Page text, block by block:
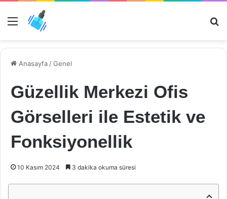
Menü
Anasayfa /Genel
Güzellik Merkezi Ofis
Görselleri ile Estetik ve
Fonksiyonellik
10 Kasım 2024 3 dakika okuma süresi